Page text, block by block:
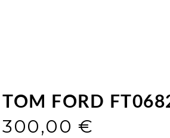
TOM FORD
300,00 €